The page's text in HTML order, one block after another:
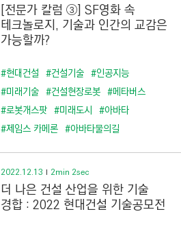
[전문가 칼럼 ③] SF영화 속
테크놀로지, 기술과 인간의 교감은
가능할까?
#현대건설 #건설기술 #인공지능
#미래기술 #건설현장로봇 #메타버스
#로봇개스팟 #미래도시 #아바타
#제임스 카메론 #아바타물의길
2022.12.13 2min 2sec
더 나은 건설 산업을 위한 기술
경합 : 2022 현대건설 기술공모전